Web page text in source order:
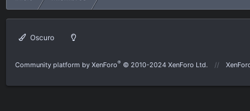
Oscuro
Community platform by XenForo® © 2010-2024 XenForo Ltd.